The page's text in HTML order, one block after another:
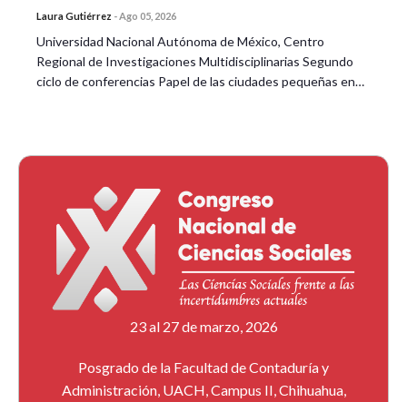
Laura Gutiérrez -Ago 05, 2026
Universidad Nacional Autónoma de México, Centro
Regional de Investigaciones Multidisciplinarias Segundo
ciclo de conferencias Papel de las ciudades pequeñas en…
23 al 27 de marzo, 2026
Posgrado de la Facultad de Contaduría y
Administración, UACH, Campus II, Chihuahua,